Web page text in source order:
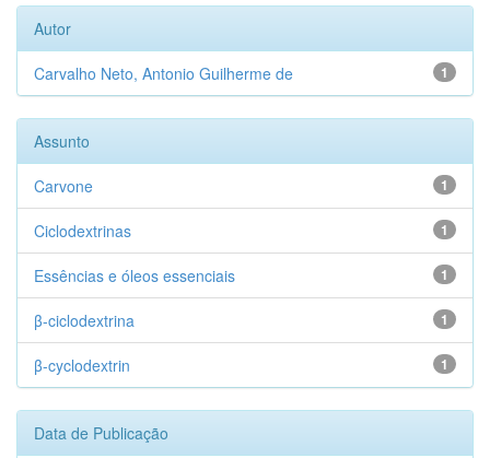
Autor
1
Carvalho Neto, Antonio Guilherme de
Assunto
1
Carvone
1
Ciclodextrinas
1
Essências e óleos essenciais
1
β-ciclodextrina
1
β-cyclodextrin
Data de Publicação